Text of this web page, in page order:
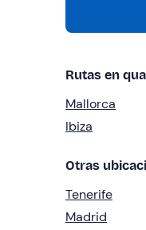
Rutas en
Mallorca
Ibiza
Otras
Tenerife
Madrid